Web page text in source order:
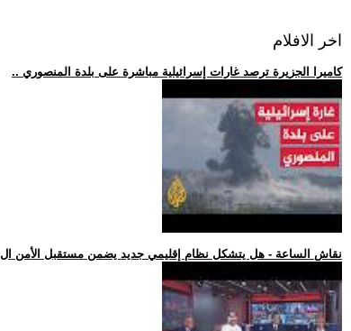
اخر الافلام
.. كاميرا الجزيرة ترصد غارات إسرائيلية مباشرة على بلدة المنصوري
.. نقاش الساعة - هل يتشكل نظام إقليمي جديد يضمن مستقبل الأمن ال